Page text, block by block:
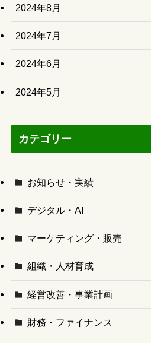
2024年8月
2024年7月
2024年6月
2024年5月
カテゴリー
お知らせ・実績
デジタル・AI
マーケティング・販売
組織・人材育成
経営改善・事業計画
財務・ファイナンス